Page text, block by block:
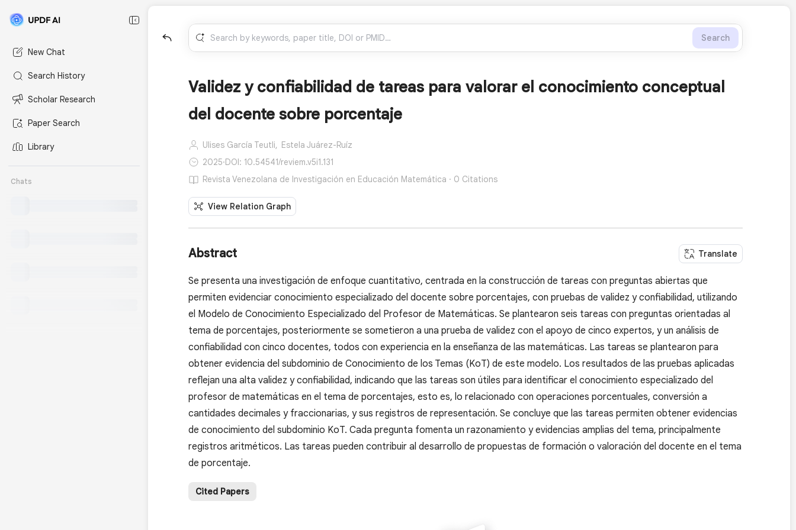
New Chat
Search History
Scholar Research
Paper Search
Library
Chats
Search
Validez y confiabilidad de tareas para valorar el conocimiento conceptual
del docente sobre porcentaje
Ulises García Teutli, Estela Juárez-Ruíz
2025·DOI: 10.54541/reviem.v5i1.131
Revista Venezolana de Investigación en Educación Matemática · 0 Citations
View Relation Graph
Abstract Translate
Se presenta una investigación de enfoque cuantitativo, centrada en la construcción de tareas con preguntas abiertas que
permiten evidenciar conocimiento especializado del docente sobre porcentajes, con pruebas de validez y confiabilidad, utilizando
el Modelo de Conocimiento Especializado del Profesor de Matemáticas. Se plantearon seis tareas con preguntas orientadas al
tema de porcentajes, posteriormente se sometieron a una prueba de validez con el apoyo de cinco expertos, y un análisis de
confiabilidad con cinco docentes, todos con experiencia en la enseñanza de las matemáticas. Las tareas se plantearon para
obtener evidencia del subdominio de Conocimiento de los Temas (KoT) de este modelo. Los resultados de las pruebas aplicadas
reflejan una alta validez y confiabilidad, indicando que las tareas son útiles para identificar el conocimiento especializado del
profesor de matemáticas en el tema de porcentajes, esto es, lo relacionado con operaciones porcentuales, conversión a
cantidades decimales y fraccionarias, y sus registros de representación. Se concluye que las tareas permiten obtener evidencias
de conocimiento del subdominio KoT. Cada pregunta fomenta un razonamiento y evidencias amplias del tema, principalmente
registros aritméticos. Las tareas pueden contribuir al desarrollo de propuestas de formación o valoración del docente en el tema
de porcentaje.
Cited Papers